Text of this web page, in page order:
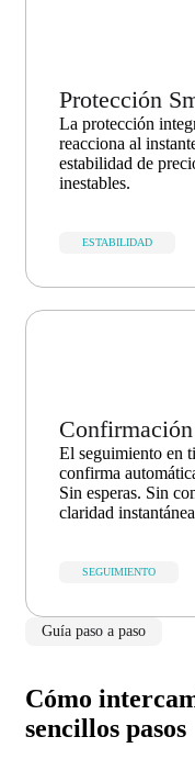
Protección
La protección
reacciona al
estabilidad de
inestables.
ESTABILIDAD
El seguimiento en
confirma
Sin esperas. Sin
claridad
SEGUIMIENTO
Guía paso a paso
Cómo
sencillos pasos